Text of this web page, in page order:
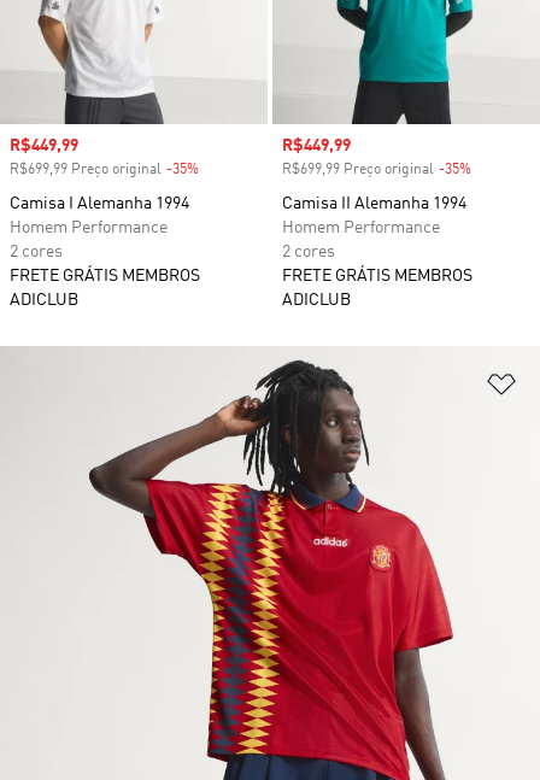
Preço com desconto
R$449,99
R$699,99 Preço original -35%
Camisa I Alemanha 1994
Homem Performance
2 cores
FRETE GRÁTIS MEMBROS
ADICLUB
Preço com desconto
R$449,99
R$699,99 Preço original -35%
Camisa II Alemanha 1994
Homem Performance
2 cores
FRETE GRÁTIS MEMBROS
ADICLUB